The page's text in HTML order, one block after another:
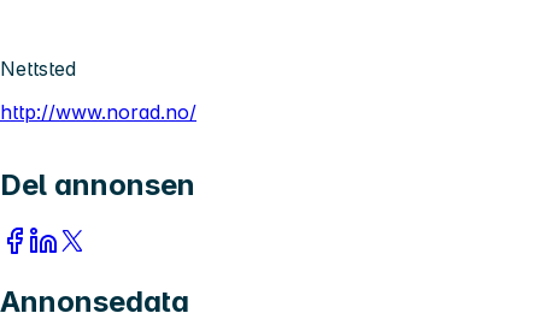
Nettsted
http://www.norad.no/
Del annonsen
Annonsedata